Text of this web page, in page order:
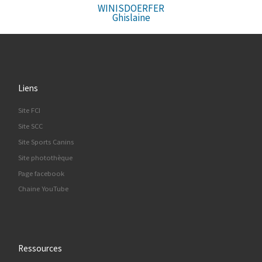
WINISDOERFER
Ghislaine
Liens
Site FCI
Site SCC
Site Sports Canins
Site photothèque
Page facebook
Chaine YouTube
Ressources